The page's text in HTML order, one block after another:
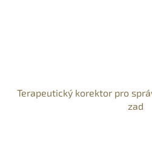
Terapeutický korektor pro
zad